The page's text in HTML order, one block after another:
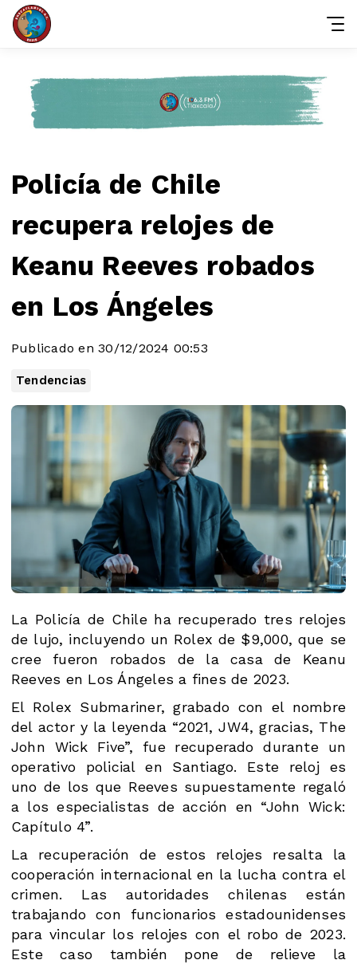
Policía de Chile
recupera relojes de
Keanu Reeves robados
en Los Ángeles
Publicado en 30/12/2024 00:53
Tendencias
La Policía de Chile ha recuperado tres relojes
de lujo, incluyendo un Rolex de $9,000, que se
cree fueron robados de la casa de Keanu
Reeves en Los Ángeles a fines de 2023.
El Rolex Submariner, grabado con el nombre
del actor y la leyenda “2021, JW4, gracias, The
John Wick Five”, fue recuperado durante un
operativo policial en Santiago. Este reloj es
uno de los que Reeves supuestamente regaló
a los especialistas de acción en “John Wick:
Capítulo 4”.
La recuperación de estos relojes resalta la
cooperación internacional en la lucha contra el
crimen. Las autoridades chilenas están
trabajando con funcionarios estadounidenses
para vincular los relojes con el robo de 2023.
Este caso también pone de relieve la